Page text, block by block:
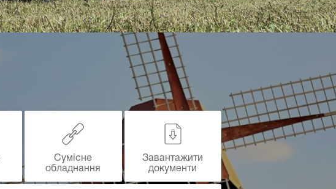
Сумісне
обладнання
Завантажити
документи